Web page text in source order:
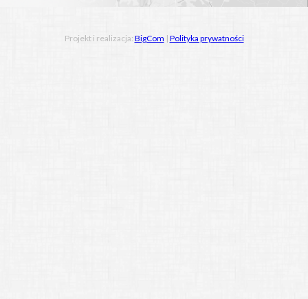
Projekt i realizacja: BigCom | Polityka prywatności